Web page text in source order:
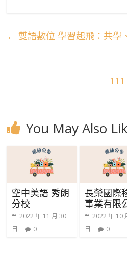
← 雙語數位 學習起飛：共學
You May Also
空中美語 秀朗
分校
2022 年 11 月 30
日
0
長榮國際
事業有限
2022 年 10
日
0